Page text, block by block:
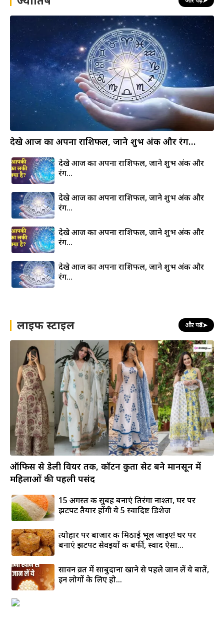
देखे आज का अपना राशिफल, जाने शुभ अंक और रंग…
देखे आज का अपना राशिफल, जाने शुभ अंक और
रंग…
देखे आज का अपना राशिफल, जाने शुभ अंक और
रंग…
देखे आज का अपना राशिफल, जाने शुभ अंक और
रंग…
देखे आज का अपना राशिफल, जाने शुभ अंक और
रंग…
लाइफ स्टाइल और पढ़ें➤
ऑफिस से डेली वियर तक, कॉटन कुर्ता सेट बने मानसून में
महिलाओं की पहली पसंद
15 अगस्त की सुबह बनाएं तिरंगा नाश्ता, घर पर
झटपट तैयार होंगी ये 5 स्वादिष्ट डिशेज
त्योहार पर बाजार की मिठाई भूल जाइए! घर पर
बनाएं झटपट सेवइयों की बर्फी, स्वाद ऐसा...
सावन व्रत में साबुदाना खाने से पहले जान लें ये बातें,
इन लोगों के लिए हो...